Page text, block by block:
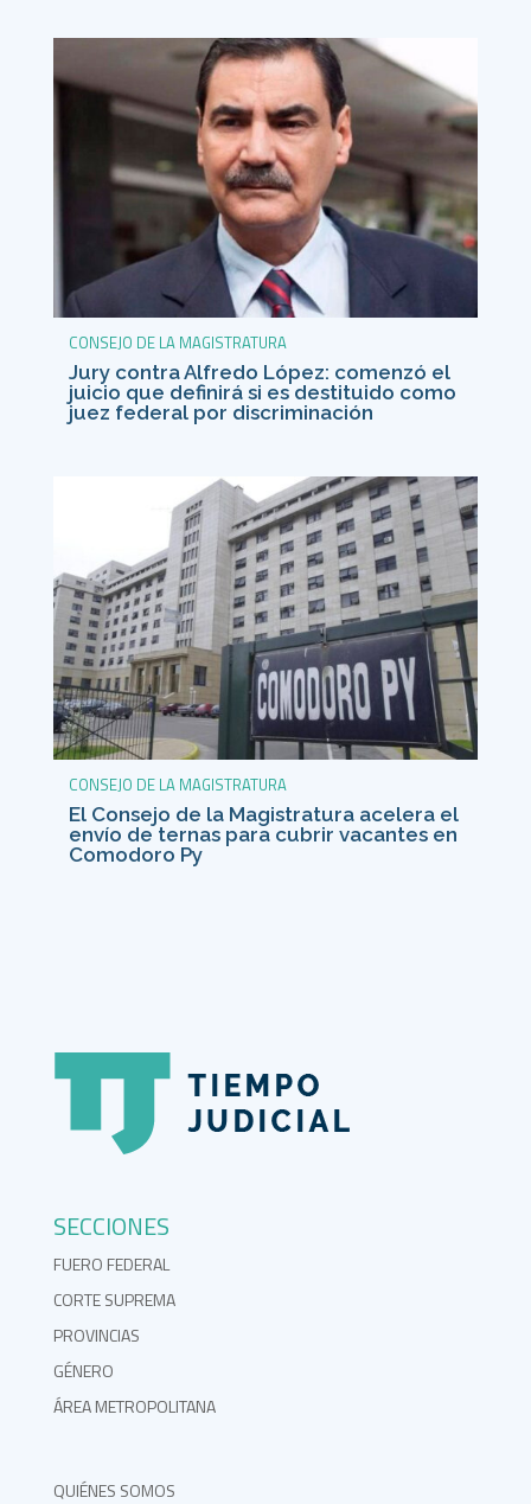
CONSEJO DE LA MAGISTRATURA
Jury contra Alfredo López: comenzó el
juicio que definirá si es destituido como
juez federal por discriminación
CONSEJO DE LA MAGISTRATURA
El Consejo de la Magistratura acelera el
envío de ternas para cubrir vacantes en
Comodoro Py
SECCIONES
FUERO FEDERAL
CORTE SUPREMA
PROVINCIAS
GÉNERO
ÁREA METROPOLITANA
QUIÉNES SOMOS